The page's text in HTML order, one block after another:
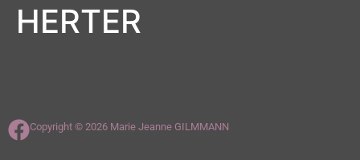
HERTER
Copyright © 2026 Marie Jeanne GILMMANN